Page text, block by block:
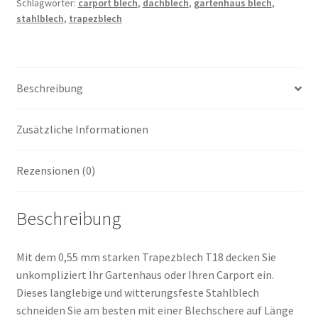
Schlagwörter: carport blech, dachblech, gartenhaus blech,
stahlblech, trapezblech
Beschreibung
Zusätzliche Informationen
Rezensionen (0)
Beschreibung
Mit dem 0,55 mm starken Trapezblech T18 decken Sie
unkompliziert Ihr Gartenhaus oder Ihren Carport ein.
Dieses langlebige und witterungsfeste Stahlblech
schneiden Sie am besten mit einer Blechschere auf Länge